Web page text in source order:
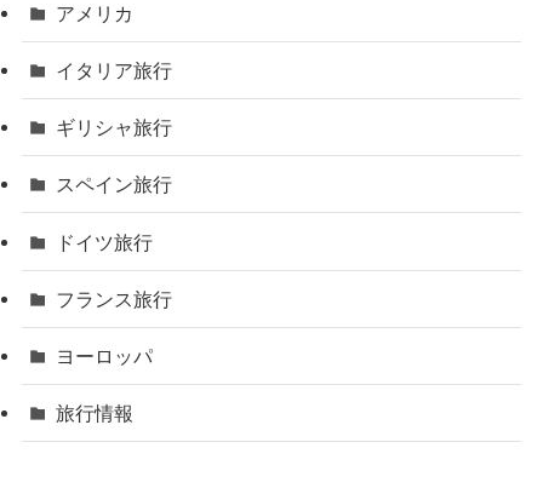
アメリカ
イタリア旅行
ギリシャ旅行
スペイン旅行
ドイツ旅行
フランス旅行
ヨーロッパ
旅行情報